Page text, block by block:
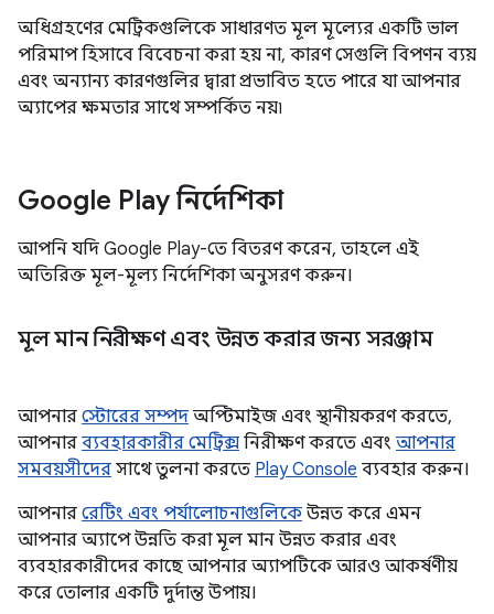
অধিগ্রহণের মেট্রিকগুলিকে সাধারণত মূল মূল্যের একটি ভাল
পরিমাপ হিসাবে বিবেচনা করা হয় না, কারণ সেগুলি বিপণন ব্যয়
এবং অন্যান্য কারণগুলির দ্বারা প্রভাবিত হতে পারে যা আপনার
অ্যাপের ক্ষমতার সাথে সম্পর্কিত নয়৷
Google Play নির্দেশিকা
আপনি যদি Google Play-তে বিতরণ করেন, তাহলে এই
অতিরিক্ত মূল-মূল্য নির্দেশিকা অনুসরণ করুন।
মূল মান নিরীক্ষণ এবং উন্নত করার জন্য সরঞ্জাম
আপনার স্টোরের সম্পদ অপ্টিমাইজ এবং স্থানীয়করণ করতে,
আপনার ব্যবহারকারীর মেট্রিক্স নিরীক্ষণ করতে এবং আপনার
সমবয়সীদের সাথে তুলনা করতে Play Console ব্যবহার করুন।
আপনার রেটিং এবং পর্যালোচনাগুলিকে উন্নত করে এমন
আপনার অ্যাপে উন্নতি করা মূল মান উন্নত করার এবং
ব্যবহারকারীদের কাছে আপনার অ্যাপটিকে আরও আকর্ষণীয়
করে তোলার একটি দুর্দান্ত উপায়।